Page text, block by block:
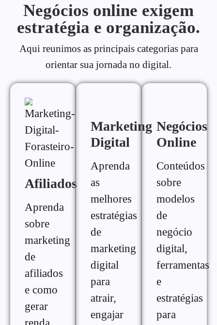
Negócios online exigem
estratégia e organização.
Aqui reunimos as principais categorias para
orientar sua jornada no digital.
Afiliados
Aprenda
sobre
marketing
de
afiliados
e como
gerar
renda
Marketing
Digital
Aprenda
as
melhores
estratégias
de
marketing
digital
para
atrair,
engajar
Negócios
Online
Conteúdos
sobre
modelos
de
negócio
digital,
ferramentas
e
estratégias
para